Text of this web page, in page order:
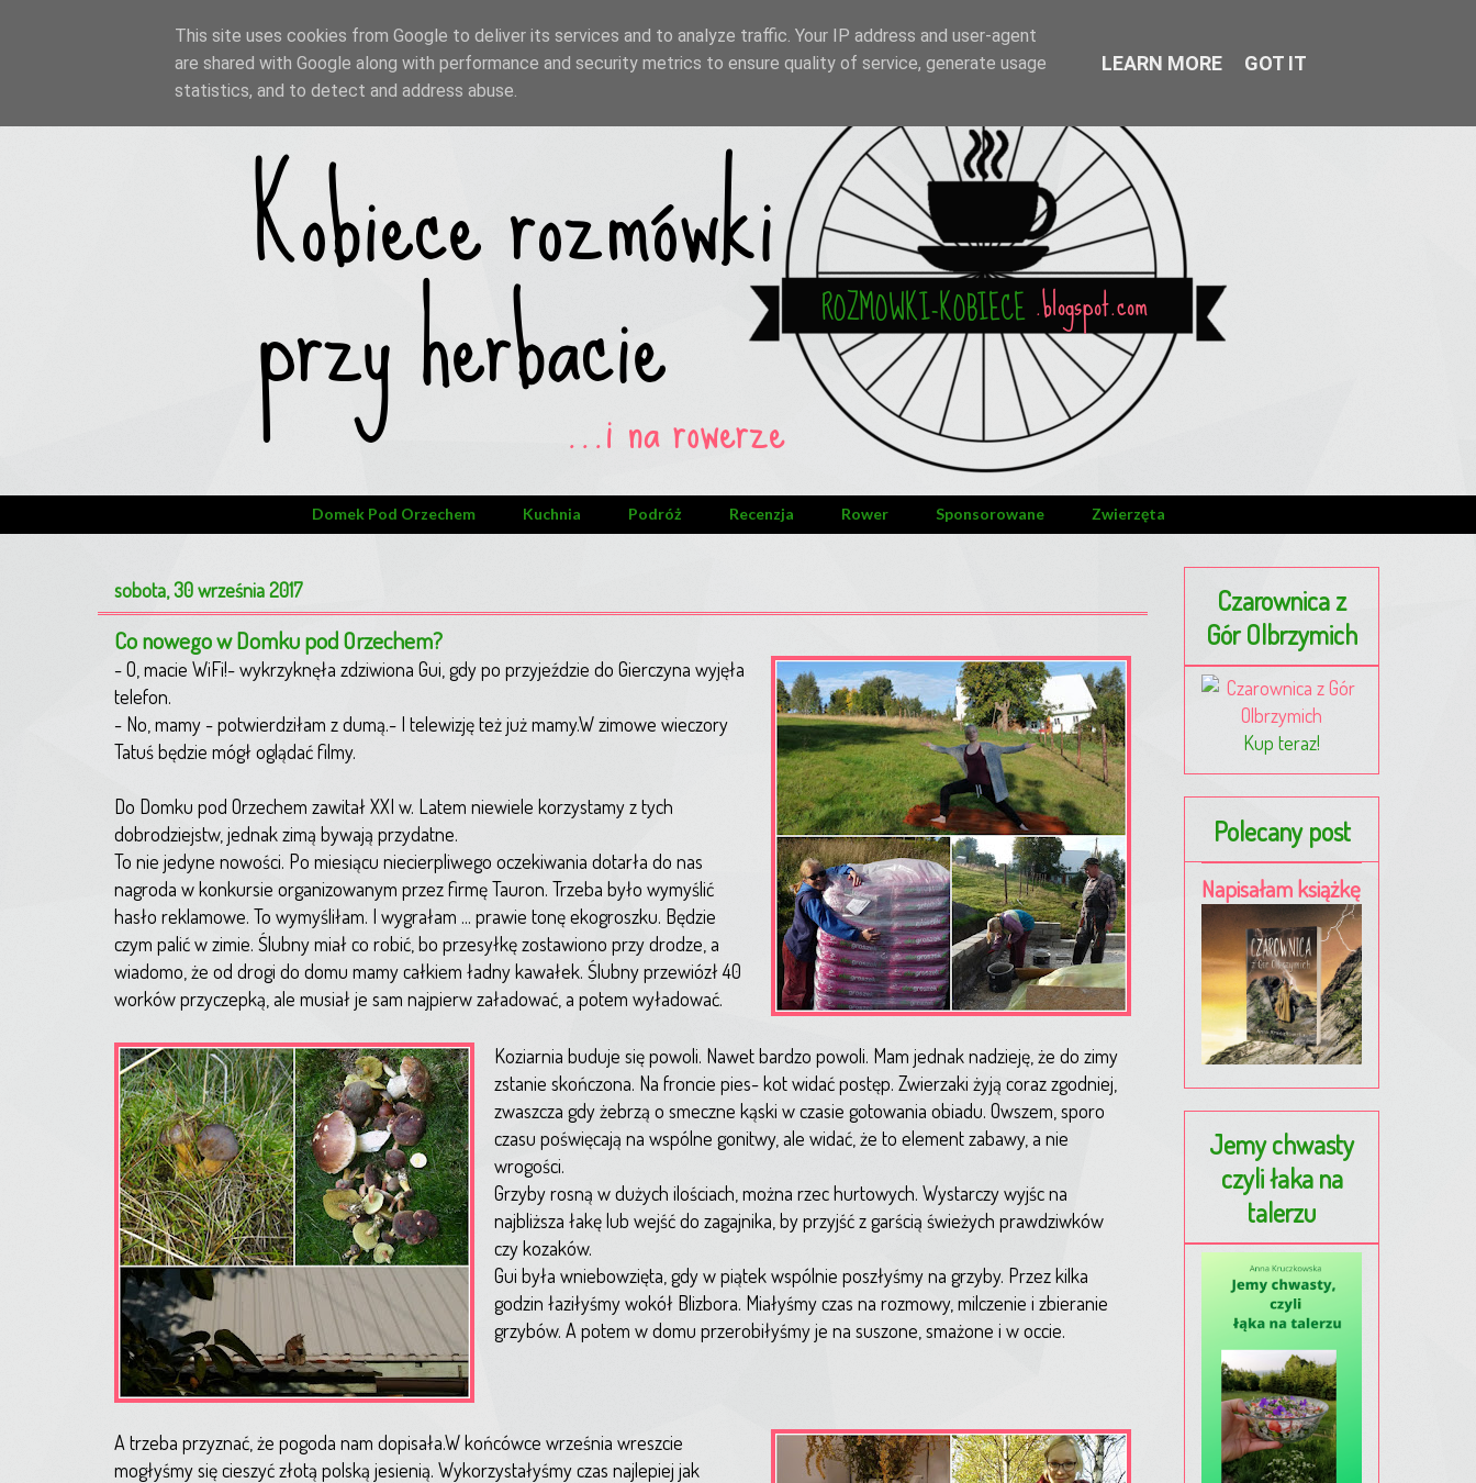
Domek Pod Orzechem Kuchnia Podróż Recenzja Rower Sponsorowane Zwierzęta
sobota, 30 września 2017
Co nowego w Domku pod Orzechem?
- O, macie WiFi!- wykrzyknęła zdziwiona Gui, gdy po przyjeździe do Gierczyna wyjęła
telefon.
- No, mamy - potwierdziłam z dumą.- I telewizję też już mamy.W zimowe wieczory
Tatuś będzie mógł oglądać filmy.
Do Domku pod Orzechem zawitał XXI w. Latem niewiele korzystamy z tych
dobrodziejstw, jednak zimą bywają przydatne.
To nie jedyne nowości. Po miesiącu niecierpliwego oczekiwania dotarła do nas
nagroda w konkursie organizowanym przez firmę Tauron. Trzeba było wymyślić
hasło reklamowe. To wymyśliłam. I wygrałam ... prawie tonę ekogroszku. Będzie
czym palić w zimie. Ślubny miał co robić, bo przesyłkę zostawiono przy drodze, a
wiadomo, że od drogi do domu mamy całkiem ładny kawałek. Ślubny przewiózł 40
worków przyczepką, ale musiał je sam najpierw załadować, a potem wyładować.
Koziarnia buduje się powoli. Nawet bardzo powoli. Mam jednak nadzieję, że do zimy
zstanie skończona. Na froncie pies- kot widać postęp. Zwierzaki żyją coraz zgodniej,
zwaszcza gdy żebrzą o smeczne kąski w czasie gotowania obiadu. Owszem, sporo
czasu poświęcają na wspólne gonitwy, ale widać, że to element zabawy, a nie
wrogości.
Grzyby rosną w dużych ilościach, można rzec hurtowych. Wystarczy wyjśc na
najbliższa łakę lub wejść do zagajnika, by przyjść z garścią świeżych prawdziwków
czy kozaków.
Gui była wniebowzięta, gdy w piątek wspólnie poszłyśmy na grzyby. Przez kilka
godzin łaziłyśmy wokół Blizbora. Miałyśmy czas na rozmowy, milczenie i zbieranie
grzybów. A potem w domu przerobiłyśmy je na suszone, smażone i w occie.
A trzeba przyznać, że pogoda nam dopisała.W końcówce września wreszcie
mogłyśmy się cieszyć złotą polską jesienią. Wykorzystałyśmy czas najlepiej jak
Czarownica z
Gór Olbrzymich
Kup teraz!
Polecany post
Napisałam książkę
Jemy chwasty
czyli łaka na
talerzu
This site uses cookies from Google to deliver its services and to analyze traffic. Your IP address and user-agent
are shared with Google along with performance and security metrics to ensure quality of service, generate usage
statistics, and to detect and address abuse.
LEARN MORE GOT IT